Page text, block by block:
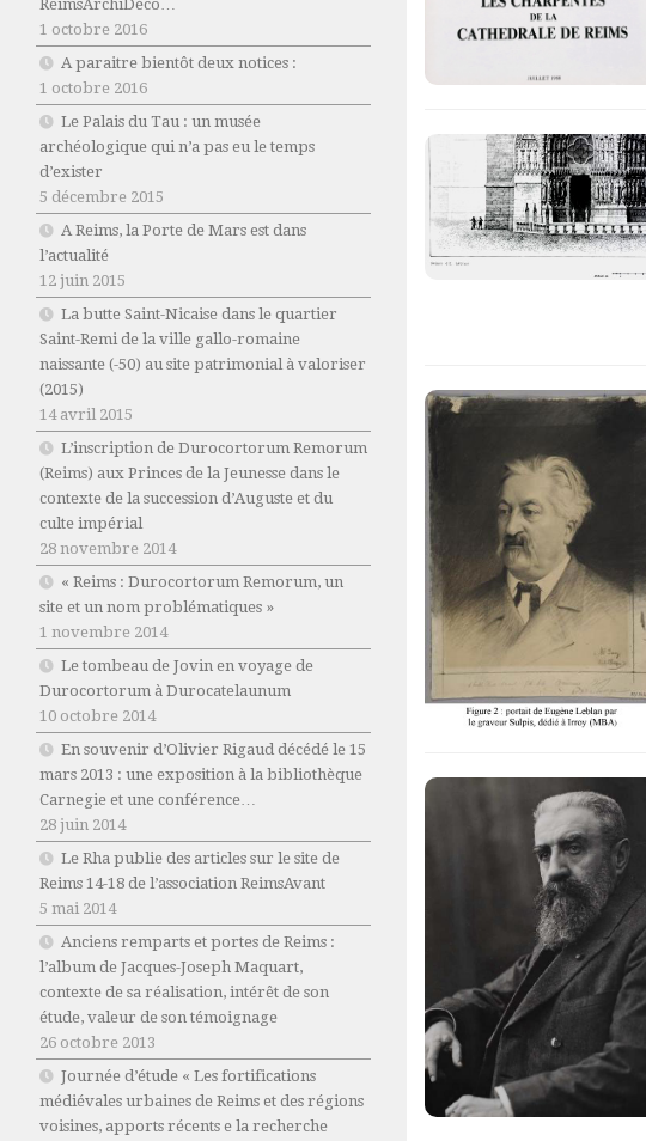
ReimsArchiDéco…
1 octobre 2016
A paraitre bientôt deux notices :
1 octobre 2016
Le Palais du Tau : un musée
archéologique qui n’a pas eu le temps
d’exister
5 décembre 2015
A Reims, la Porte de Mars est dans
l’actualité
12 juin 2015
La butte Saint-Nicaise dans le quartier
Saint-Remi de la ville gallo-romaine
naissante (-50) au site patrimonial à valoriser
(2015)
14 avril 2015
L’inscription de Durocortorum Remorum
(Reims) aux Princes de la Jeunesse dans le
contexte de la succession d’Auguste et du
culte impérial
28 novembre 2014
« Reims : Durocortorum Remorum, un
site et un nom problématiques »
1 novembre 2014
Le tombeau de Jovin en voyage de
Durocortorum à Durocatelaunum
10 octobre 2014
En souvenir d’Olivier Rigaud décédé le 15
mars 2013 : une exposition à la bibliothèque
Carnegie et une conférence…
28 juin 2014
Le Rha publie des articles sur le site de
Reims 14-18 de l’association ReimsAvant
5 mai 2014
Anciens remparts et portes de Reims :
l’album de Jacques-Joseph Maquart,
contexte de sa réalisation, intérêt de son
étude, valeur de son témoignage
26 octobre 2013
Journée d’étude « Les fortifications
médiévales urbaines de Reims et des régions
voisines, apports récents e la recherche